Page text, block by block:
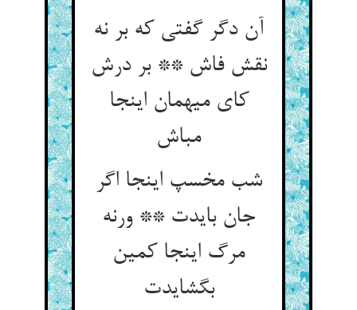
آن دگر گفتی که بر نه
نقش فاش ** بر درش
کای میهمان اینجا
مباش
شب مخسپ اینجا اگر
جان بایدت ** ورنه
مرگ اینجا کمین
بگشایدت